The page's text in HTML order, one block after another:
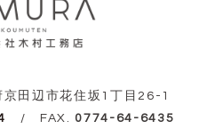
田辺市花住坂1丁目26-1
/ FAX. 0774-64-6435